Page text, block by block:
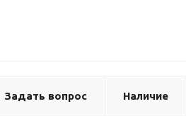
Задать вопрос Наличие